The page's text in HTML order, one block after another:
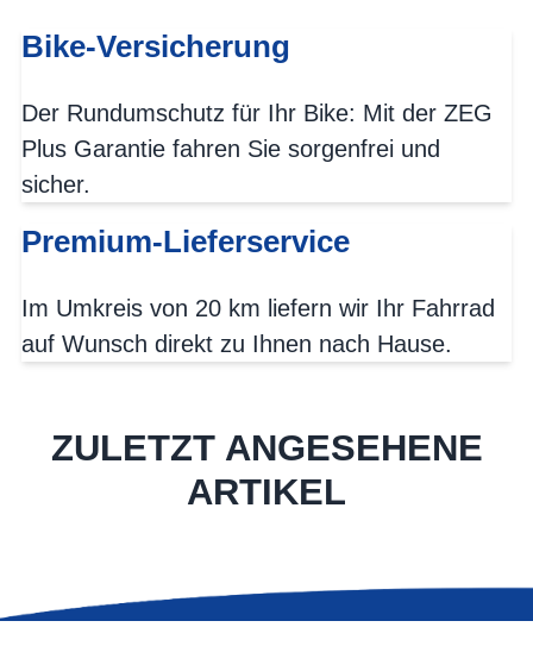
Bike-Versicherung
Der Rundumschutz für Ihr Bike: Mit der ZEG
Plus Garantie fahren Sie sorgenfrei und
sicher.
Premium-Lieferservice
Im Umkreis von 20 km liefern wir Ihr Fahrrad
auf Wunsch direkt zu Ihnen nach Hause.
ZULETZT ANGESEHENE
ARTIKEL